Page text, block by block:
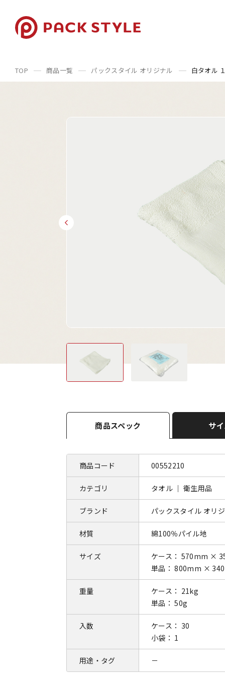
TOP 商品一覧 パックスタイル オリジナル 白タオル
商品スペック サ
商品コード 00552210
カテゴリ タオル ｜ 衛生用品
ブランド パックスタイル オリ
材質 綿100％パイル地
サイズ
ケース： 570mm ×
単品： 800mm ×
重量
ケース： 21kg
単品： 50g
入数
ケース： 30
小袋： 1
用途・タグ －